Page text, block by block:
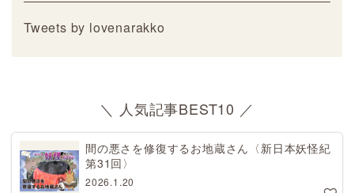
Tweets by lovenarakko
＼ 人気記事BEST10 ／
間の悪さを修復するお地蔵さん〈新日本妖怪紀
第31回〉
2026.1.20